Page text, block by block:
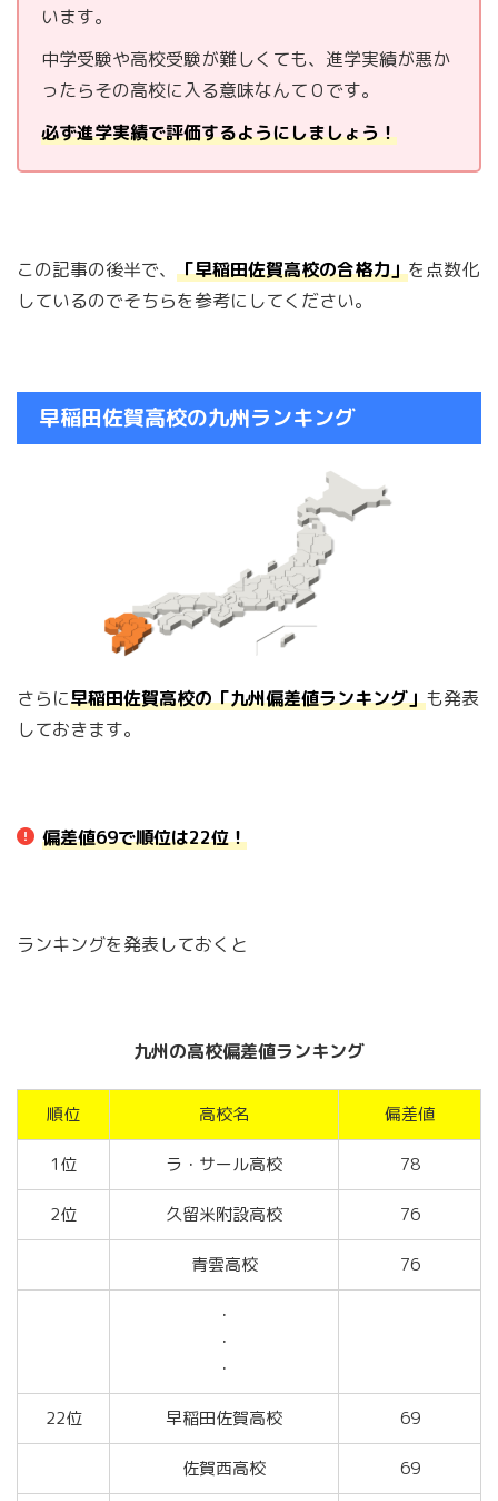
います。
中学受験や高校受験が難しくても、進学実績が悪か
ったらその高校に入る意味なんて０です。
必ず進学実績で評価するようにしましょう！
この記事の後半で、 「早稲田佐賀高校の合格力」を点数化
しているのでそちらを参考にしてください。
早稲田佐賀高校の九州ランキング
さらに早稲田佐賀高校の「九州偏差値ランキング」も発表
しておきます。
偏差値69で順位は22位！
ランキングを発表しておくと
九州の高校偏差値ランキング
順位 高校名 偏差値
1位 ラ・サール高校 78
2位 久留米附設高校 76
青雲高校 76
・
・
・
22位 早稲田佐賀高校 69
佐賀西高校 69